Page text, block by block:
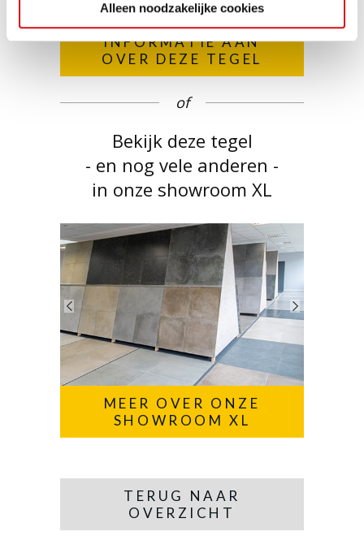
Alleen noodzakelijke cookies
VRAAG MEER
INFORMATIE AAN
OVER DEZE TEGEL
of
Bekijk deze tegel
- en nog vele anderen -
in onze showroom XL
MEER OVER ONZE
SHOWROOM XL
TERUG NAAR
OVERZICHT